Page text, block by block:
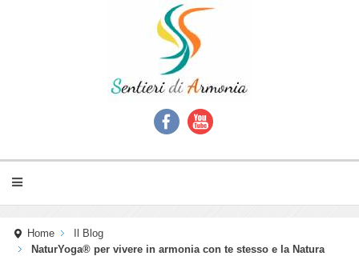
Home
Il Blog
NaturYoga® per vivere in armonia con te stesso e la Natura